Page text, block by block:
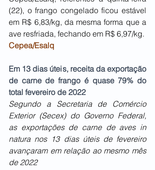
(22), o frango congelado ficou estável
em R$ 6,83/kg, da mesma forma que a
ave resfriada, fechando em R$ 6,97/kg.
Cepea/Esalq
Em 13 dias úteis, receita da exportação
de carne de frango é quase 79% do
total fevereiro de 2022
Segundo a Secretaria de Comércio
Exterior (Secex) do Governo Federal,
as exportações de carne de aves in
natura nos 13 dias úteis de fevereiro
avançaram em relação ao mesmo mês
de 2022